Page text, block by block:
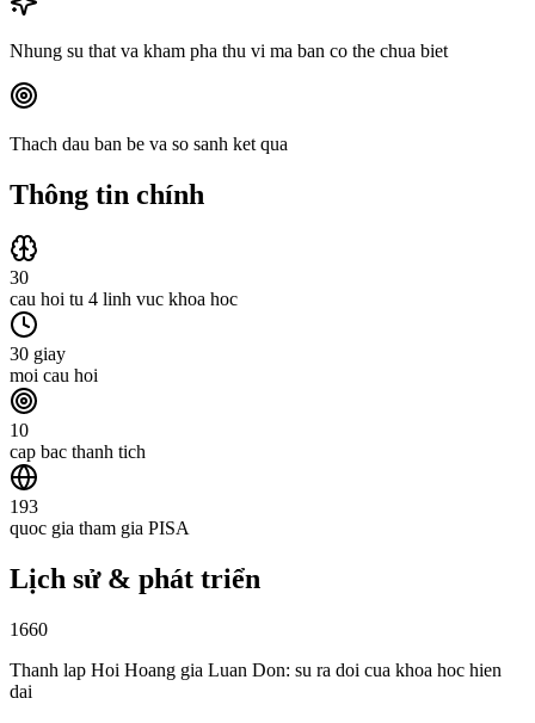
Nhung su that va kham pha thu vi ma ban co the chua biet
Thach dau ban be va so sanh ket qua
Thông tin chính
30
cau hoi tu 4 linh vuc khoa hoc
30 giay
moi cau hoi
10
cap bac thanh tich
193
quoc gia tham gia PISA
Lịch sử & phát triển
1660
Thanh lap Hoi Hoang gia Luan Don: su ra doi cua khoa hoc hien
dai